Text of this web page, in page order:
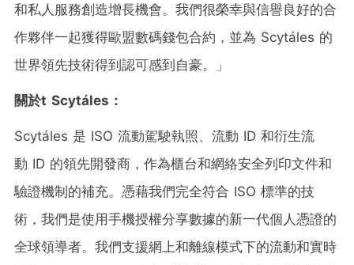
和私人服務創造增長機會。我們很榮幸與信譽良好的合
作夥伴一起獲得歐盟數碼錢包合約，並為 Scytáles 的
世界領先技術得到認可感到自豪。」
關於t Scytáles ：
Scytáles 是 ISO 流動駕駛執照、流動 ID 和衍生流
動 ID 的領先開發商，作為櫃台和網絡安全列印文件和
驗證機制的補充。憑藉我們完全符合 ISO 標準的技
術，我們是使用手機授權分享數據的新一代個人憑證的
全球領導者。我們支援網上和離線模式下的流動和實時